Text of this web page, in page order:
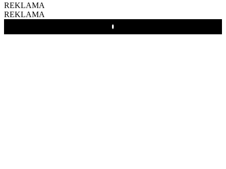
REKLAMA
REKLAMA
Play